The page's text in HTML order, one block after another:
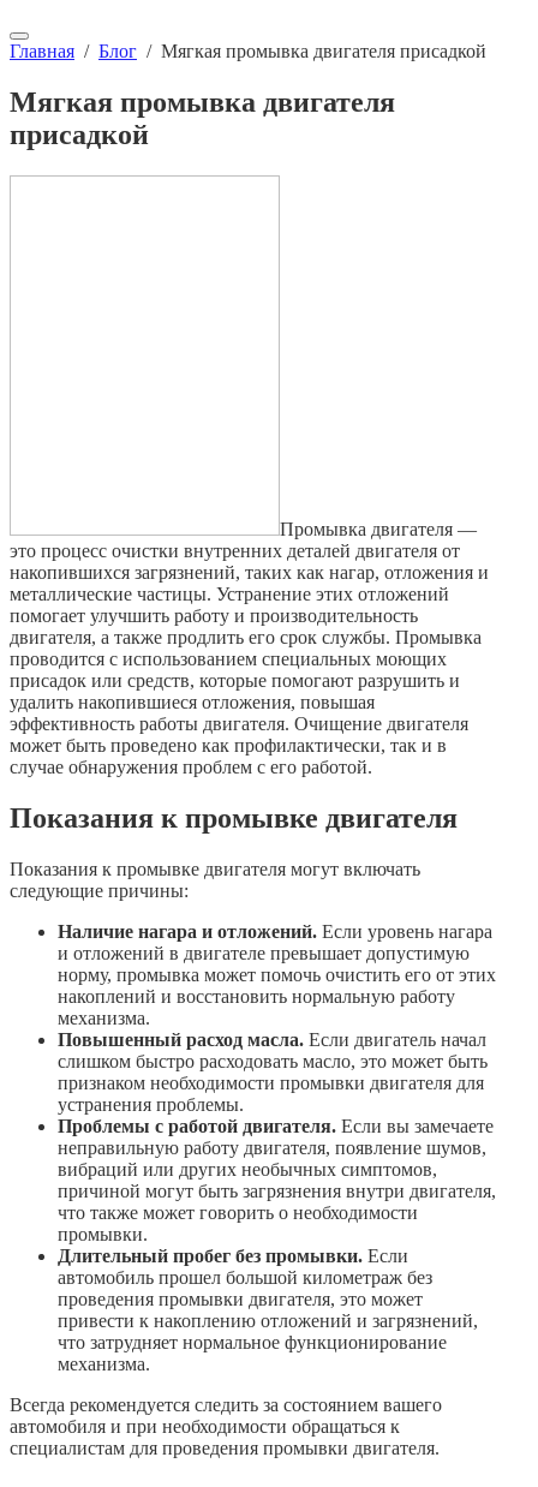
Главная / Блог / Мягкая промывка двигателя присадкой
Мягкая промывка двигателя
присадкой
Промывка двигателя —
это процесс очистки внутренних деталей двигателя от
накопившихся загрязнений, таких как нагар, отложения и
металлические частицы. Устранение этих отложений
помогает улучшить работу и производительность
двигателя, а также продлить его срок службы. Промывка
проводится с использованием специальных моющих
присадок или средств, которые помогают разрушить и
удалить накопившиеся отложения, повышая
эффективность работы двигателя. Очищение двигателя
может быть проведено как профилактически, так и в
случае обнаружения проблем с его работой.
Показания к промывке двигателя
Показания к промывке двигателя могут включать
следующие причины:
Наличие нагара и отложений. Если уровень нагара
и отложений в двигателе превышает допустимую
норму, промывка может помочь очистить его от этих
накоплений и восстановить нормальную работу
механизма.
Повышенный расход масла. Если двигатель начал
слишком быстро расходовать масло, это может быть
признаком необходимости промывки двигателя для
устранения проблемы.
Проблемы с работой двигателя. Если вы замечаете
неправильную работу двигателя, появление шумов,
вибраций или других необычных симптомов,
причиной могут быть загрязнения внутри двигателя,
что также может говорить о необходимости
промывки.
Длительный пробег без промывки. Если
автомобиль прошел большой километраж без
проведения промывки двигателя, это может
привести к накоплению отложений и загрязнений,
что затрудняет нормальное функционирование
механизма.
Всегда рекомендуется следить за состоянием вашего
автомобиля и при необходимости обращаться к
специалистам для проведения промывки двигателя.